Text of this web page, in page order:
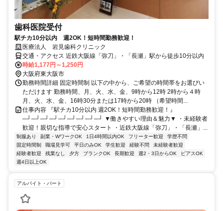
歯科医院受付
駅チカ10分以内 週2OK！短時間勤務歓迎！
医療法人 岩見歯科クリニック
交通・アクセス 近鉄大阪線「弥刀」・「長瀬」駅から徒歩10分以内
時給1,177円～1,250円
大阪府東大阪市
勤務時間詳細 固定時間制 以下の中から、ご希望の時間帯をお選びい
ただけます 勤務時間、月、火、水、金、9時から12時 2時から４時
月、火、水、金、16時30分または17時から20時 （希望時間...
仕事内容 『駅チカ10分以内 週2OK！短時間勤務歓迎！』
─┘─┘─┘─┘─┘─┘─┘─┘─┘ ▼働きやすい理由＆魅力▼ ・未経験者
歓迎！親切な指導で安心スタート ・近鉄大阪線「弥刀」・「長瀬」...
制服あり 副業・WワークOK 1日4時間以内OK フリーター歓迎
学歴不問
固定時間制
職場見学可 平日のみOK 学生歓迎 経験不問
未経験者歓迎
経験者歓迎
残業なし 夕方 ブランクOK 長期歓迎 週2・3日からOK
ピアスOK
週4日以上OK
アルバイト・パート